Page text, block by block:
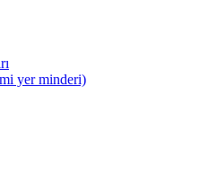
yer minderi)